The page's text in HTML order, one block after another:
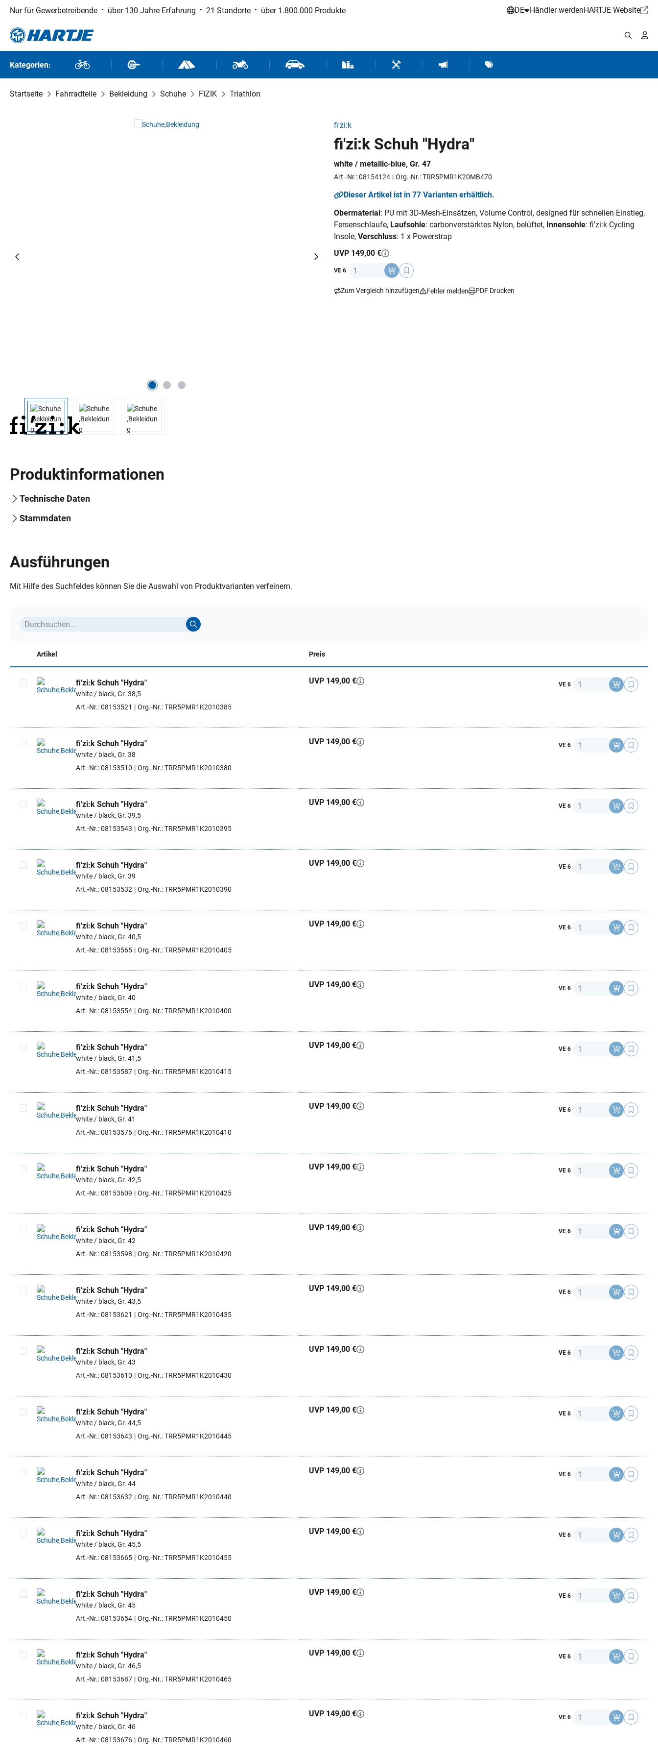
Hauptinhalt springen
Zur Suche springen
Zur Hauptnavigation springen
Nur für Gewerbetreibende über 130 Jahre Erfahrung 21 Standorte über 1.800.000 Produkte DE Händler werdenHARTJE Website
Kategorien: Fahrräder Fahrradteile Outdoor und SportMotorrad- und RollerteileFahrzeugteile und ZubehörVerbrauchsmaterial / Werkstattbedarf
Werkzeuge / Werkstattausrüstung
Hartje MarketingMarken
Startseite Fahrradteile Bekleidung Schuhe FIZIK Triathlon
fi'zi:k
fi'zi:k Schuh "Hydra"
white / metallic-blue, Gr. 47
Art.-Nr.: 08154124 Org.-Nr.: TRR5PMR1K20MB470
Dieser Artikel ist in 77 Varianten erhältlich.
Obermaterial: PU mit 3D-Mesh-Einsätzen, Volume Control, designed für schnellen Einstieg,
Fersenschlaufe, Laufsohle: carbonverstärktes Nylon, belüftet, Innensohle: fi'zi:k Cycling
Insole, Verschluss: 1 x Powerstrap
UVP 149,00 €
VE 6 Anzahl
Zum Vergleich hinzufügen Fehler melden PDF Drucken
Produktinformationen
Technische Daten
Stammdaten
Ausführungen
Mit Hilfe des Suchfeldes können Sie die Auswahl von Produktvarianten verfeinern.
Artikel Preis
Artikel auswählen
fi'zi:k Schuh "Hydra"
white / black, Gr. 38,5
Art.-Nr.: 08153521
Org.-Nr.: TRR5PMR1K2010385
UVP 149,00 € VE 6 Anzahl
Artikel auswählen
fi'zi:k Schuh "Hydra"
white / black, Gr. 38
Art.-Nr.: 08153510
Org.-Nr.: TRR5PMR1K2010380
UVP 149,00 € VE 6 Anzahl
Artikel auswählen
fi'zi:k Schuh "Hydra"
white / black, Gr. 39,5
Art.-Nr.: 08153543
Org.-Nr.: TRR5PMR1K2010395
UVP 149,00 € VE 6 Anzahl
Artikel auswählen
fi'zi:k Schuh "Hydra"
white / black, Gr. 39
Art.-Nr.: 08153532
Org.-Nr.: TRR5PMR1K2010390
UVP 149,00 € VE 6 Anzahl
Artikel auswählen
fi'zi:k Schuh "Hydra"
white / black, Gr. 40,5
Art.-Nr.: 08153565
Org.-Nr.: TRR5PMR1K2010405
UVP 149,00 € VE 6 Anzahl
Artikel auswählen
fi'zi:k Schuh "Hydra"
white / black, Gr. 40
Art.-Nr.: 08153554
Org.-Nr.: TRR5PMR1K2010400
UVP 149,00 € VE 6 Anzahl
Artikel auswählen
fi'zi:k Schuh "Hydra"
white / black, Gr. 41,5
Art.-Nr.: 08153587
Org.-Nr.: TRR5PMR1K2010415
UVP 149,00 € VE 6 Anzahl
Artikel auswählen
fi'zi:k Schuh "Hydra"
white / black, Gr. 41
Art.-Nr.: 08153576
Org.-Nr.: TRR5PMR1K2010410
UVP 149,00 € VE 6 Anzahl
Artikel auswählen
fi'zi:k Schuh "Hydra"
white / black, Gr. 42,5
Art.-Nr.: 08153609
Org.-Nr.: TRR5PMR1K2010425
UVP 149,00 € VE 6 Anzahl
Artikel auswählen
fi'zi:k Schuh "Hydra"
white / black, Gr. 42
Art.-Nr.: 08153598
Org.-Nr.: TRR5PMR1K2010420
UVP 149,00 € VE 6 Anzahl
Artikel auswählen
fi'zi:k Schuh "Hydra"
white / black, Gr. 43,5
Art.-Nr.: 08153621
Org.-Nr.: TRR5PMR1K2010435
UVP 149,00 € VE 6 Anzahl
Artikel auswählen
fi'zi:k Schuh "Hydra"
white / black, Gr. 43
Art.-Nr.: 08153610
Org.-Nr.: TRR5PMR1K2010430
UVP 149,00 € VE 6 Anzahl
Artikel auswählen
fi'zi:k Schuh "Hydra"
white / black, Gr. 44,5
Art.-Nr.: 08153643
Org.-Nr.: TRR5PMR1K2010445
UVP 149,00 € VE 6 Anzahl
Artikel auswählen
fi'zi:k Schuh "Hydra"
white / black, Gr. 44
Art.-Nr.: 08153632
Org.-Nr.: TRR5PMR1K2010440
UVP 149,00 € VE 6 Anzahl
Artikel auswählen
fi'zi:k Schuh "Hydra"
white / black, Gr. 45,5
Art.-Nr.: 08153665
Org.-Nr.: TRR5PMR1K2010455
UVP 149,00 € VE 6 Anzahl
Artikel auswählen
fi'zi:k Schuh "Hydra"
white / black, Gr. 45
Art.-Nr.: 08153654
Org.-Nr.: TRR5PMR1K2010450
UVP 149,00 € VE 6 Anzahl
Artikel auswählen
fi'zi:k Schuh "Hydra"
white / black, Gr. 46,5
Art.-Nr.: 08153687
Org.-Nr.: TRR5PMR1K2010465
UVP 149,00 € VE 6 Anzahl
Artikel auswählen
fi'zi:k Schuh "Hydra"
white / black, Gr. 46
Art.-Nr.: 08153676
Org.-Nr.: TRR5PMR1K2010460
UVP 149,00 € VE 6 Anzahl